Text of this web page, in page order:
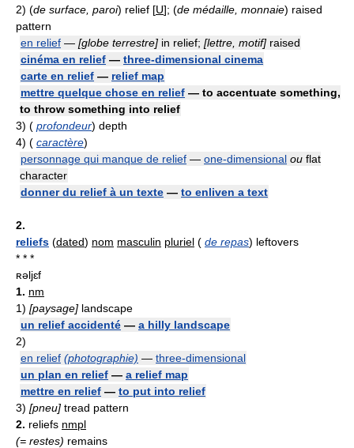
2) (de surface, paroi) relief [U]; (de médaille, monnaie) raised
pattern
en relief — [globe terrestre] in relief; [lettre, motif] raised
cinéma en relief — three-dimensional cinema
carte en relief — relief map
mettre quelque chose en relief — to accentuate something,
to throw something into relief
3) ( profondeur) depth
4) ( caractère)
personnage qui manque de relief — one-dimensional ou flat
character
donner du relief à un texte — to enliven a text
2.
reliefs (dated) nom masculin pluriel ( de repas) leftovers
* * *
ʀəljɛf
1. nm
1) [paysage] landscape
un relief accidenté — a hilly landscape
2)
en relief (photographie) — three-dimensional
un plan en relief — a relief map
mettre en relief — to put into relief
3) [pneu] tread pattern
2. reliefs nmpl
(= restes) remains